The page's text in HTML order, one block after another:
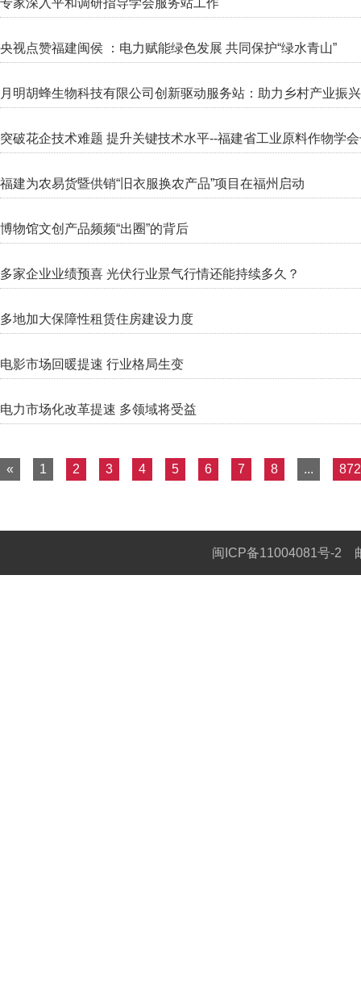
专家深入平和调研指导学会服务站工作
央视点赞福建闽侯 ：电力赋能绿色发展 共同保护“绿水青山”
月明胡蜂生物科技有限公司创新驱动服务站：助力乡村产业振
突破花企技术难题 提升关键技术水平--福建省工业原料作物学
福建为农易货暨供销“旧衣服换农产品”项目在福州启动
博物馆文创产品频频“出圈”的背后
多家企业业绩预喜 光伏行业景气行情还能持续多久？
多地加大保障性租赁住房建设力度
电影市场回暖提速 行业格局生变
电力市场化改革提速 多领域将受益
« 1 2 3 4 5 6 7 8 ... 872
闽ICP备11004081号-2